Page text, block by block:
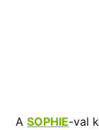
ASOPHIE-val